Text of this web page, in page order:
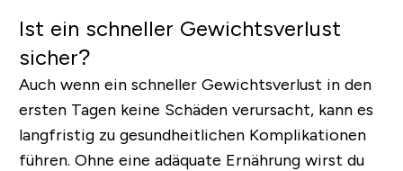
Ist ein schneller Gewichtsverlust
sicher?
Auch wenn ein schneller Gewichtsverlust in den
ersten Tagen keine Schäden verursacht, kann es
langfristig zu gesundheitlichen Komplikationen
führen. Ohne eine adäquate Ernährung wirst du